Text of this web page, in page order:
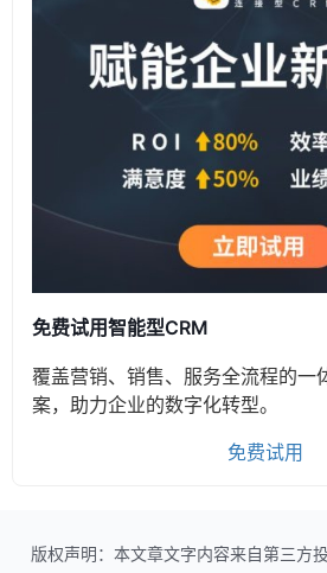
免费试用智能型CRM
覆盖营销、销售、服务全流程的一
案，助力企业的数字化转型。
免费试用
版权声明：本文章文字内容来自第三方